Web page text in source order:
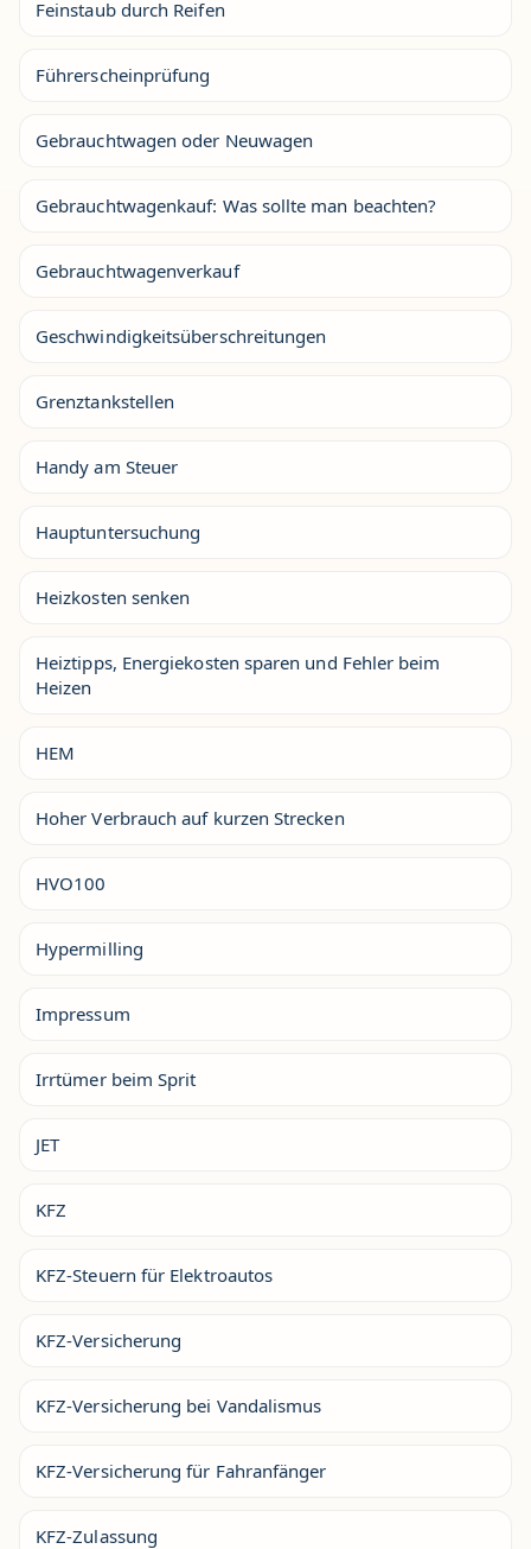
Feinstaub durch Reifen
Führerscheinprüfung
Gebrauchtwagen oder Neuwagen
Gebrauchtwagenkauf: Was sollte man beachten?
Gebrauchtwagenverkauf
Geschwindigkeitsüberschreitungen
Grenztankstellen
Handy am Steuer
Hauptuntersuchung
Heizkosten senken
Heiztipps, Energiekosten sparen und Fehler beim
Heizen
HEM
Hoher Verbrauch auf kurzen Strecken
HVO100
Hypermilling
Impressum
Irrtümer beim Sprit
JET
KFZ
KFZ-Steuern für Elektroautos
KFZ-Versicherung
KFZ-Versicherung bei Vandalismus
KFZ-Versicherung für Fahranfänger
KFZ-Zulassung